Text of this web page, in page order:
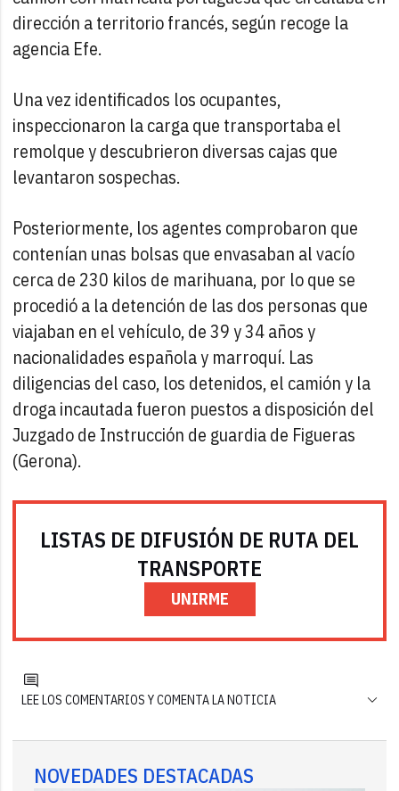
dirección a territorio francés, según recoge la
agencia Efe.
Una vez identificados los ocupantes,
inspeccionaron la carga que transportaba el
remolque y descubrieron diversas cajas que
levantaron sospechas.
Posteriormente, los agentes comprobaron que
contenían unas bolsas que envasaban al vacío
cerca de 230 kilos de marihuana, por lo que se
procedió a la detención de las dos personas que
viajaban en el vehículo, de 39 y 34 años y
nacionalidades española y marroquí. Las
diligencias del caso, los detenidos, el camión y la
droga incautada fueron puestos a disposición del
Juzgado de Instrucción de guardia de Figueras
(Gerona).
LISTAS DE DIFUSIÓN DE RUTA DEL
TRANSPORTE
UNIRME
LEE LOS COMENTARIOS Y COMENTA LA NOTICIA
NOVEDADES DESTACADAS